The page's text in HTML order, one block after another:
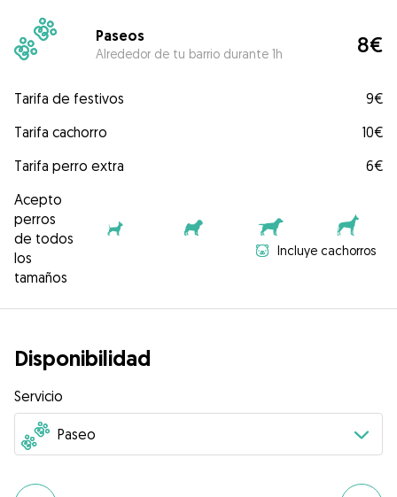
Paseos
Alrededor de tu barrio durante 1h 8€
Tarifa de festivos
9€
Tarifa cachorro
10€
Tarifa perro extra
6€
Acepto
perros
de todos
los
tamaños
Incluye cachorros
Disponibilidad
Servicio